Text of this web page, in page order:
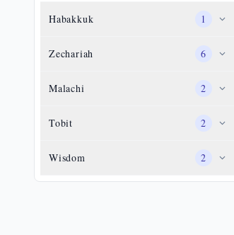
Habakkuk 1
Zechariah 6
Malachi 2
Tobit 2
Wisdom 2